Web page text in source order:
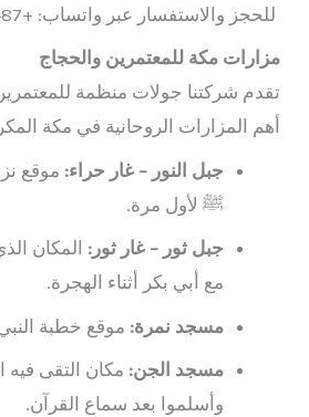
للحجز والاستفسار عبر واتساب: +966551796487
مزارات مكة للمعتمرين والحجاج
تقدم شركتنا جولات منظمة
أهم المزارات الروحانية في مكة
جبل النور – غار حراء: موقع
ﷺ لأول مرة.
جبل ثور – غار ثور: المكان
مع أبي بكر أثناء الهجرة.
مسجد نمرة: موقع خطبة
مسجد الجن: مكان التقى فيه
وأسلموا بعد سماع القرآن.